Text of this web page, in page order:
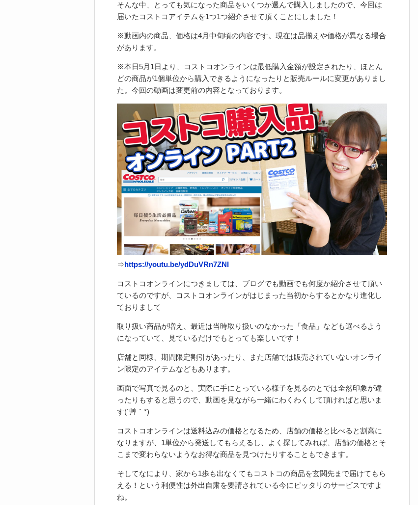
そんな中、とっても気になった商品をいくつか選んで購入しましたので、今回は
届いたコストコアイテムを1つ1つ紹介させて頂くことにしました！
※動画内の商品、価格は4月中旬頃の内容です。現在は品揃えや価格が異なる場合
があります。
※本日5月1日より、コストコオンラインは最低購入金額が設定されたり、ほとん
どの商品が1個単位から購入できるようになったりと販売ルールに変更がありまし
た。今回の動画は変更前の内容となっております。
⇒https://youtu.be/ydDuVRn7ZNI
コストコオンラインにつきましては、ブログでも動画でも何度か紹介させて頂い
ているのですが、コストコオンラインがはじまった当初からするとかなり進化し
ておりまして
取り扱い商品が増え、最近は当時取り扱いのなかった「食品」なども選べるよう
になっていて、見ているだけでもとっても楽しいです！
店舗と同様、期間限定割引があったり、また店舗では販売されていないオンライ
ン限定のアイテムなどもあります。
画面で写真で見るのと、実際に手にとっている様子を見るのとでは全然印象が違
ったりもすると思うので、動画を見ながら一緒にわくわくして頂ければと思いま
す(´艸｀*)
コストコオンラインは送料込みの価格となるため、店舗の価格と比べると割高に
なりますが、1単位から発送してもらえるし、よく探してみれば、店舗の価格とそ
こまで変わらないようなお得な商品を見つけたりすることもできます。
そしてなにより、家から1歩も出なくてもコストコの商品を玄関先まで届けてもら
える！という利便性は外出自粛を要請されている今にピッタリのサービスですよ
ね。